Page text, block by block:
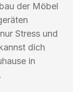
der Möbel
Stress und
dich
in